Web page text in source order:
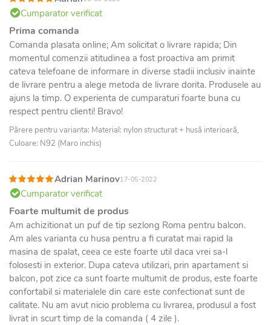
Cumparator verificat
Prima comanda
Comanda plasata online; Am solicitat o livrare rapida; Din
momentul comenzii atitudinea a fost proactiva am primit
cateva telefoane de informare in diverse stadii inclusiv inainte
de livrare pentru a alege metoda de livrare dorita. Produsele au
ajuns la timp. O experienta de cumparaturi foarte buna cu
respect pentru clienti! Bravo!
Părere pentru varianta: Material: nylon structurat + husă interioară,
Culoare: N92 (Maro inchis)
Adrian Marinov17-05-2022
Cumparator verificat
Foarte multumit de produs
Am achizitionat un puf de tip sezlong Roma pentru balcon.
Am ales varianta cu husa pentru a fi curatat mai rapid la
masina de spalat, ceea ce este foarte util daca vrei sa-l
folosesti in exterior. Dupa cateva utilizari, prin apartament si
balcon, pot zice ca sunt foarte multumit de produs, este foarte
confortabil si materialele din care este confectionat sunt de
calitate. Nu am avut nicio problema cu livrarea, produsul a fost
livrat in scurt timp de la comanda ( 4 zile ).